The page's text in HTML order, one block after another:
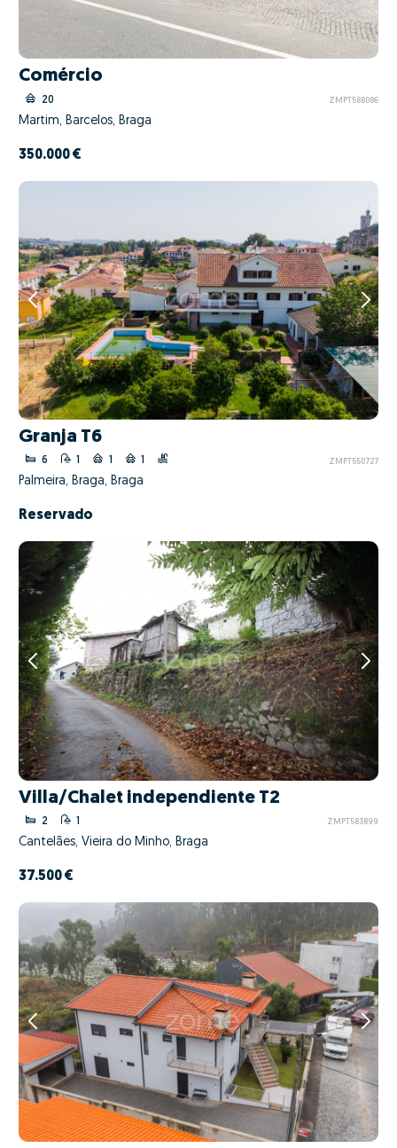
Comércio
20 ZMPT588086
Martim, Barcelos, Braga
350.000 €
Granja T6
6 ZMPT550727
Palmeira, Braga, Braga
Reservado
Villa/Chalet independiente T2
2 1 ZMPT583899
Cantelães, Vieira do Minho, Braga
37.500 €